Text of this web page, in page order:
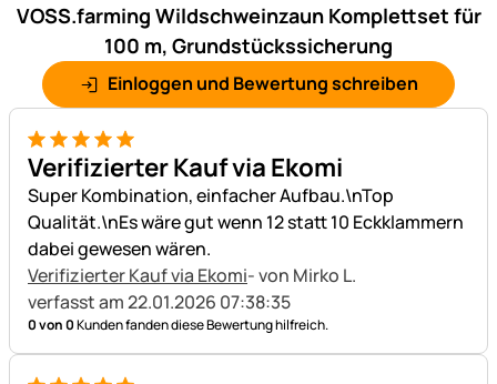
VOSS.farming Wildschweinzaun Komplettset für
100 m, Grundstückssicherung
Einloggen und Bewertung schreiben
5 von 5
Verifizierter Kauf via Ekomi
Super Kombination, einfacher Aufbau.\nTop
Qualität.\nEs wäre gut wenn 12 statt 10 Eckklammern
dabei gewesen wären.
Verifizierter Kauf via Ekomi- von Mirko L.
verfasst am 22.01.2026 07:38:35
0 von 0Kunden fanden diese Bewertung hilfreich.